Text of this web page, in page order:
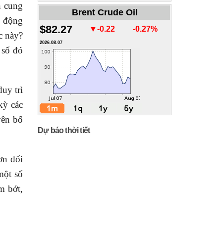
cung
động
này?
đó
trì
các
bố
đối
số
bớt,
Brent Crude Oil
$82.27 ▼-0.22 -0.27%
2026.08.07
Dự báo thời tiết